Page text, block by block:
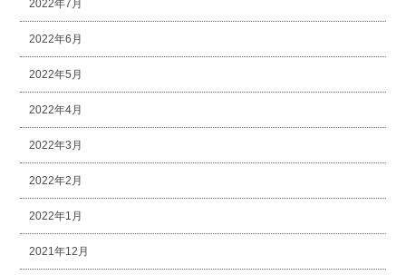
2022年7月
2022年6月
2022年5月
2022年4月
2022年3月
2022年2月
2022年1月
2021年12月